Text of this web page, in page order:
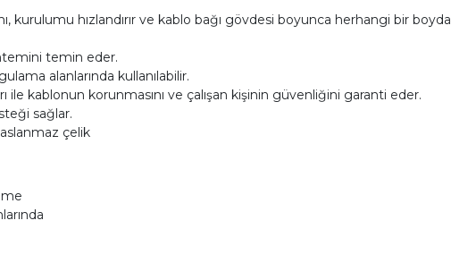
kurulumu hızlandırır ve kablo bağı gövdesi boyunca herhangi bir boyda
temin eder.
alanlarında kullanılabilir.
ile kablonun korunmasını ve çalışan kişinin güvenliğini garanti eder.
sağlar.
çelik